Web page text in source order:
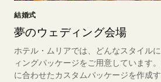
結婚式
夢のウェディング会場
ホテル・ムリアでは、どんなスタイル
ィングパッケージをご用意しています
に合わせたカスタムパッケージを作成す